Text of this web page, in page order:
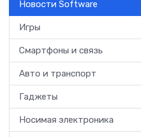
Новости Software
Игры
Смартфоны и связь
Авто и транспорт
Гаджеты
Носимая электроника